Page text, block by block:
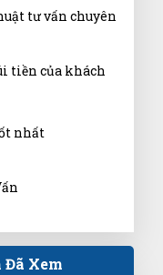
nhé, chứ tui là
như dịch vụ tại
trước)
hướng dẫn sử
Ngọc
tư vấn chuyên
tiền của khách
nhất
Đã Xem